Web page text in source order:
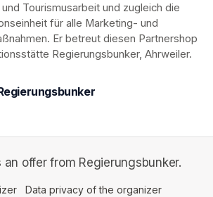
Tourismusarbeit und zugleich die
für alle Marketing- und
Er betreut diesen Partnershop
Regierungsbunker, Ahrweiler.
an offer from Regierungsbunker.
(opens in a new tab)
Data privacy of the organizer